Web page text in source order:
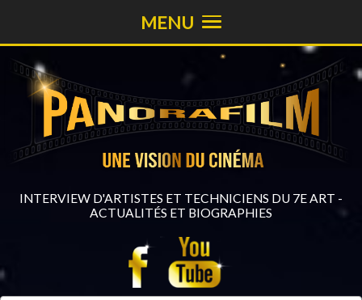
INTERVIEW D'ARTISTES ET TECHNICIENS DU 7E ART -
ACTUALITÉS ET BIOGRAPHIES
MENU